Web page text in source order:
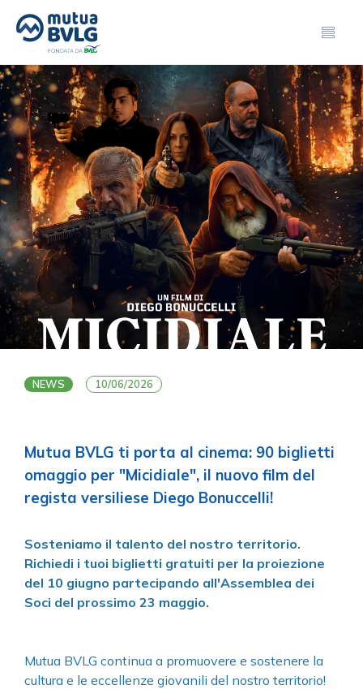
NEWS 10/06/2026
Mutua BVLG ti porta al cinema: 90 biglietti
omaggio per "Micidiale", il nuovo film del
regista versiliese Diego Bonuccelli!
Sosteniamo il talento del nostro territorio.
Richiedi i tuoi biglietti gratuiti per la proiezione
del 10 giugno partecipando all'Assemblea dei
Soci del prossimo 23 maggio.
Mutua BVLG continua a promuovere e sostenere la
cultura e le eccellenze giovanili del nostro territorio!